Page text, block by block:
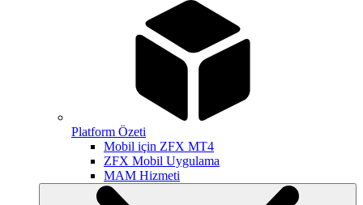
Platform Özeti
Mobil için ZFX MT4
ZFX Mobil Uygulama
MAM Hizmeti